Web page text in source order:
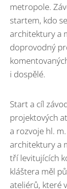
metropole.
startem, kdo
architektury a
doprovodný
i dospělé.
Start a cíl
projektových
a rozvoje hl.
architektury a
tří levitujících
kláštera měl
ateliérů, které